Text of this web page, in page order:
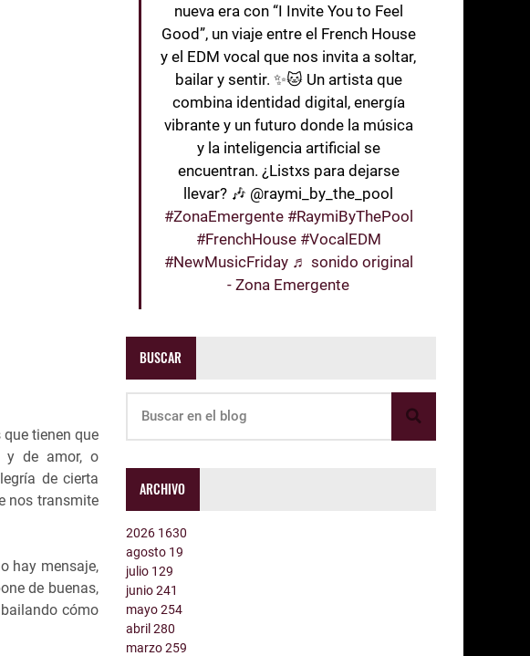
tienen que
y de amor, o
de cierta
nos transmite
hay mensaje,
de buenas,
cómo
nueva era con “I Invite You to Feel
Good”, un viaje entre el French House
y el EDM vocal que nos invita a soltar,
bailar y sentir. ✨🐱 Un artista que
combina identidad digital, energía
vibrante y un futuro donde la música
y la inteligencia artificial se
encuentran. ¿Listxs para dejarse
llevar? 🎶 @raymi_by_the_pool
#ZonaEmergente #RaymiByThePool
#FrenchHouse #VocalEDM
#NewMusicFriday ♬ sonido original
- Zona Emergente
BUSCAR
ARCHIVO
2026 1630
agosto 19
julio 129
junio241
mayo254
abril280
marzo259